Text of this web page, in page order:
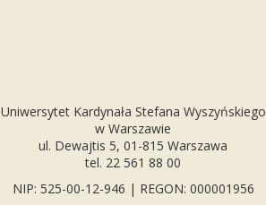
Uniwersytet Kardynała Stefana Wyszyńskiego
w Warszawie
ul. Dewajtis 5, 01-815 Warszawa
tel. 22 561 88 00
NIP: 525-00-12-946 | REGON: 000001956